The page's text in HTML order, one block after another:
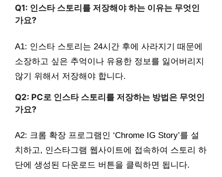
Q1: 인스타 스토리를 저장해야 하는 이유는 무엇인
가요?
A1: 인스타 스토리는 24시간 후에 사라지기 때문에
소장하고 싶은 추억이나 유용한 정보를 잃어버리지
않기 위해서 저장해야 합니다.
Q2: PC로 인스타 스토리를 저장하는 방법은 무엇인
가요?
A2: 크롬 확장 프로그램인 ‘Chrome IG Story’를 설
치하고, 인스타그램 웹사이트에 접속하여 스토리 하
단에 생성된 다운로드 버튼을 클릭하면 됩니다.